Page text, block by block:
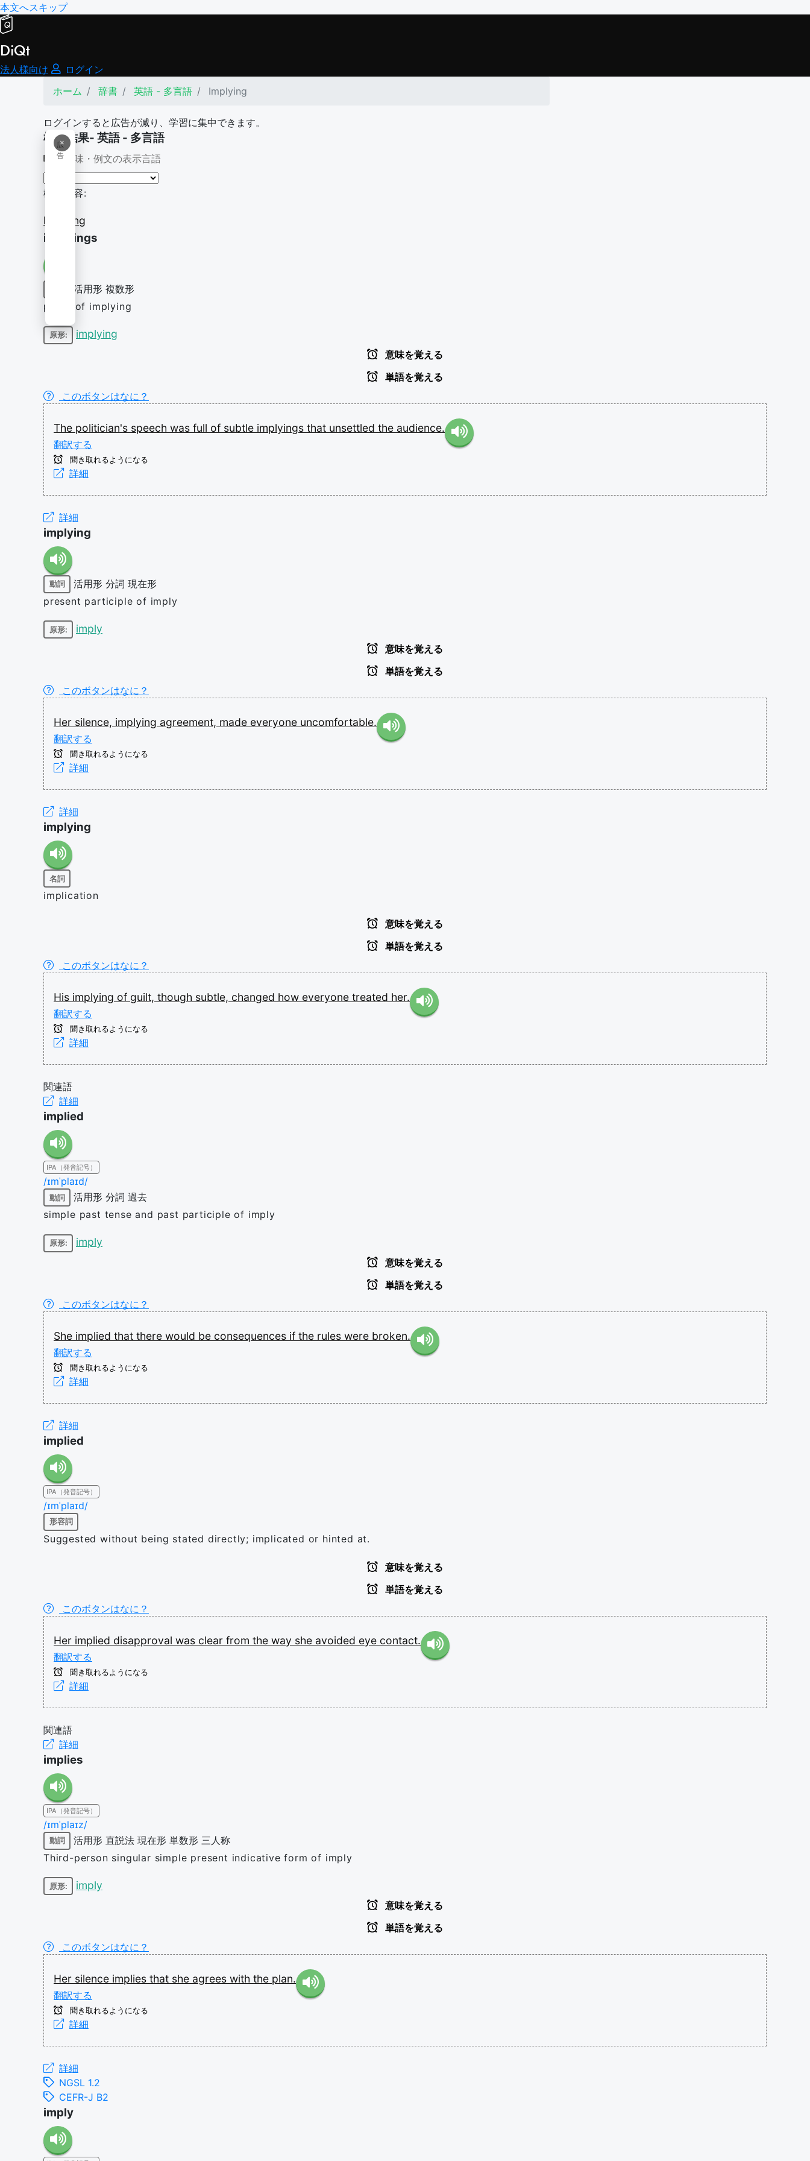
本文へスキップ
DiQt
法人様向け
ログイン
ホーム
辞書 英語 - 多言語 Implying
ログインすると広告が減り、学習に集中できます。
×
広
告
検索結果- 英語 - 多言語
意味・例文の表示言語
検索内容:
Implying
implyings
活用形 複数形
plural of implying
原形: implying
意味を覚える
単語を覚える
このボタンはなに？
The politician's speech was full of subtle implyings that unsettled the audience.
翻訳する
聞き取れるようになる
詳細
詳細
implying
動詞 活用形 分詞 現在形
present participle of imply
原形: imply
意味を覚える
単語を覚える
このボタンはなに？
Her silence, implying agreement, made everyone uncomfortable.
翻訳する
聞き取れるようになる
詳細
詳細
implying
名詞
implication
意味を覚える
単語を覚える
このボタンはなに？
His implying of guilt, though subtle, changed how everyone treated her.
翻訳する
聞き取れるようになる
詳細
関連語
詳細
implied
IPA（発音記号）
/ɪmˈplaɪd/
動詞 活用形 分詞 過去
simple past tense and past participle of imply
原形: imply
意味を覚える
単語を覚える
このボタンはなに？
She implied that there would be consequences if the rules were broken.
翻訳する
聞き取れるようになる
詳細
詳細
implied
IPA（発音記号）
/ɪmˈplaɪd/
形容詞
Suggested without being stated directly; implicated or hinted at.
意味を覚える
単語を覚える
このボタンはなに？
Her implied disapproval was clear from the way she avoided eye contact.
翻訳する
聞き取れるようになる
詳細
関連語
詳細
implies
IPA（発音記号）
/ɪmˈplaɪz/
動詞 活用形 直説法 現在形 単数形 三人称
Third-person singular simple present indicative form of imply
原形: imply
意味を覚える
単語を覚える
このボタンはなに？
Her silence implies that she agrees with the plan.
翻訳する
聞き取れるようになる
詳細
詳細
NGSL 1.2
CEFR-J B2
imply